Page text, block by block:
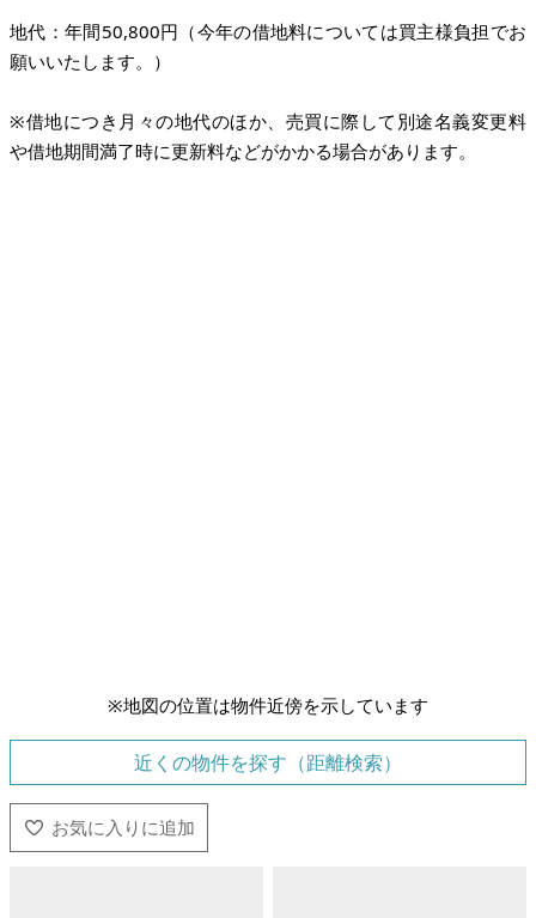
地代：年間50,800円（今年の借地料については買主様負担でお
願いいたします。）
※借地につき月々の地代のほか、売買に際して別途名義変更料
や借地期間満了時に更新料などがかかる場合があります。
※地図の位置は物件近傍を示しています
近くの物件を探す（距離検索）